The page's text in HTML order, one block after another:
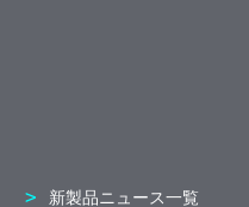
新製品ニュース一覧